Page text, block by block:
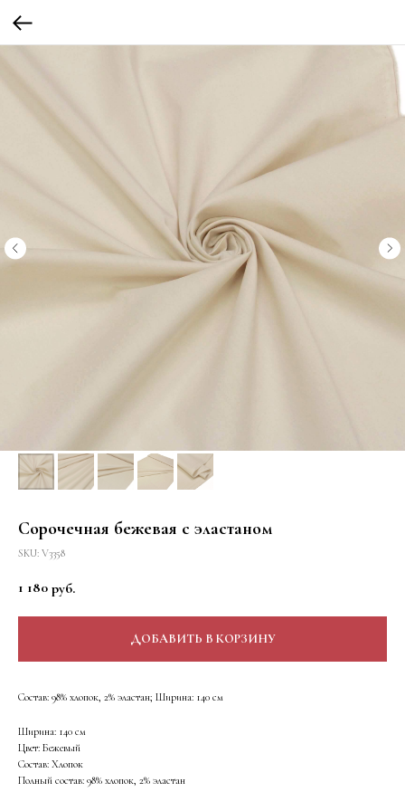
Сорочечная бежевая с эластаном
SKU: V3358
1 180 руб.
ДОБАВИТЬ В КОРЗИНУ
Состав: 98% хлопок, 2% эластан; Ширина: 140 см
Ширина: 140 см
Цвет: Бежевый
Состав: Хлопок
Полный состав: 98% хлопок, 2% эластан